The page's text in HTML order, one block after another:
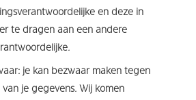
en deze in
te dragen aan een andere
je kan bezwaar maken tegen
je gegevens. Wij komen